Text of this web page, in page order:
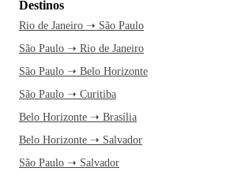
Destinos
Rio de Janeiro ➝ São Paulo
São Paulo ➝ Rio de Janeiro
São Paulo ➝ Belo Horizonte
São Paulo ➝ Curitiba
Belo Horizonte ➝ Brasília
Belo Horizonte ➝ Salvador
São Paulo ➝ Salvador